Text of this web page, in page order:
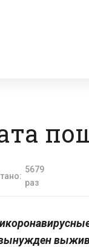
5679
раз
вынужден